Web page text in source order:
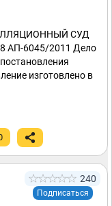
СУД
АП-6045/2011 Дело
изготовлено в
240
Подписаться